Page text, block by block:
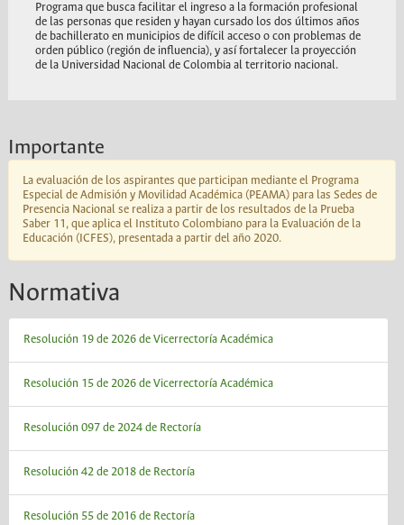
Programa que busca facilitar el ingreso a la formación profesional
de las personas que residen y hayan cursado los dos últimos años
de bachillerato en municipios de difícil acceso o con problemas de
orden público (región de influencia), y así fortalecer la proyección
de la Universidad Nacional de Colombia al territorio nacional.
Importante
La evaluación de los aspirantes que participan mediante el Programa
Especial de Admisión y Movilidad Académica (PEAMA) para las Sedes de
Presencia Nacional se realiza a partir de los resultados de la Prueba
Saber 11, que aplica el Instituto Colombiano para la Evaluación de la
Educación (ICFES), presentada a partir del año 2020.
Normativa
Resolución 19 de 2026 de Vicerrectoría Académica
Resolución 15 de 2026 de Vicerrectoría Académica
Resolución 097 de 2024 de Rectoría
Resolución 42 de 2018 de Rectoría
Resolución 55 de 2016 de Rectoría